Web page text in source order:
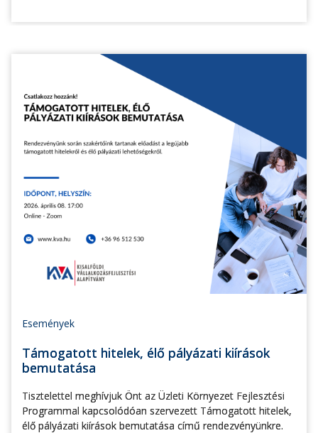
Események
Támogatott hitelek, élő pályázati kiírások
bemutatása
Tisztelettel meghívjuk Önt az Üzleti Környezet Fejlesztési
Programmal kapcsolódóan szervezett Támogatott hitelek,
élő pályázati kiírások bemutatása című rendezvényünkre.